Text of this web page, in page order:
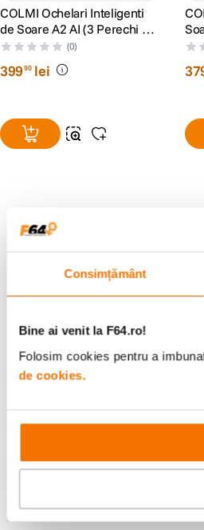
Consimțământ
Bine ai venit la F64.ro!
Folosim cookies pentru a
de cookies.
COLMI Ochelari Inteligenti
de Soare A2 AI (3 Perechi de
Lentile Interschimbabile)
(0)
39990 lei
Descopera inspiratie,
ghiduri foto-video si
pentru tine.
Consultanta
specializata